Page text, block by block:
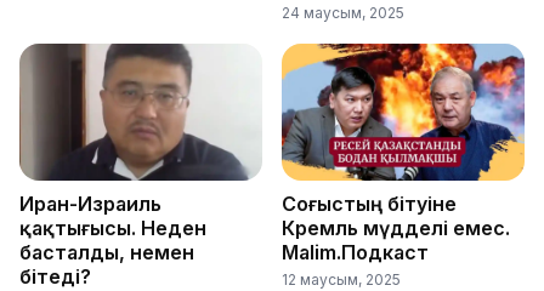
24 маусым, 2025
Иран-Израиль
қақтығысы. Неден
басталды, немен
бітеді?
Соғыстың бітуіне
Кремль мүдделі емес.
Malim.Подкаст
12 маусым, 2025